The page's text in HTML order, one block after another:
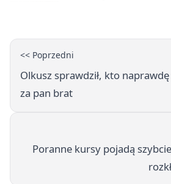
<< Poprzedni
Olkusz sprawdził, kto
za pan brat
Poranne kursy pojadą